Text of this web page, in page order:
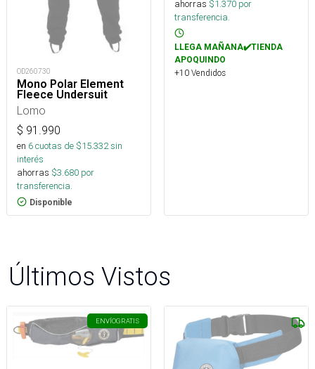
OD260730
Mono Polar Element
Fleece Undersuit
Lomo
$ 91.990
en 6cuotas de $15.332sin
interés
ahorras $3.680 por
transferencia.
Disponible
ahorras $1.370 por
transferencia.
LLEGA MAÑANA✔️TIENDA
APOQUINDO
+10 Vendidos
Últimos Vistos
ENVÍOGRATIS